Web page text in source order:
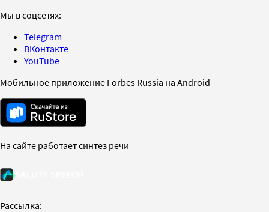
Мы в соцсетях:
Telegram
ВКонтакте
YouTube
Мобильное приложение Forbes Russia на Android
На сайте работает синтез речи
Рассылка: